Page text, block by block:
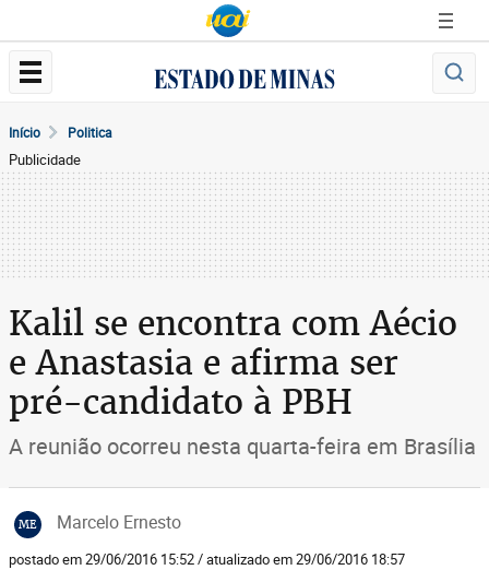
Início Politica
Publicidade
Kalil se encontra com Aécio
e Anastasia e afirma ser
pré-candidato à PBH
A reunião ocorreu nesta quarta-feira em Brasília
ME Marcelo Ernesto
postado em 29/06/2016 15:52 / atualizado em 29/06/2016 18:57